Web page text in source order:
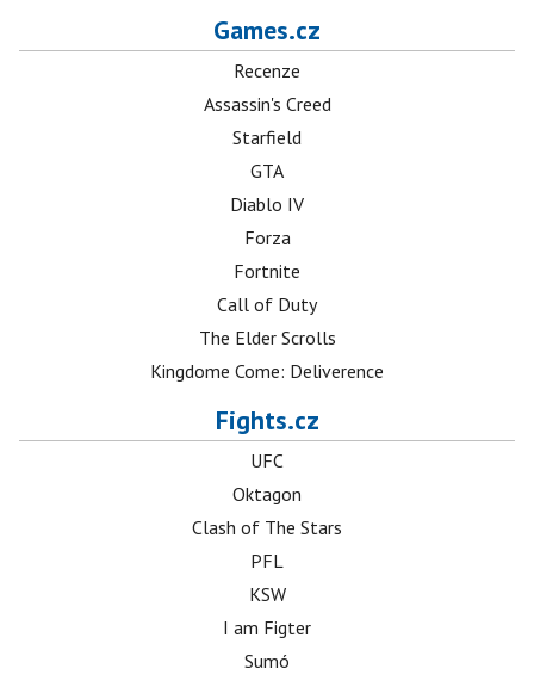
Games.cz
Recenze
Assassin's Creed
Starfield
GTA
Diablo IV
Forza
Fortnite
Call of Duty
The Elder Scrolls
Kingdome Come: Deliverence
Fights.cz
UFC
Oktagon
Clash of The Stars
PFL
KSW
I am Figter
Sumó